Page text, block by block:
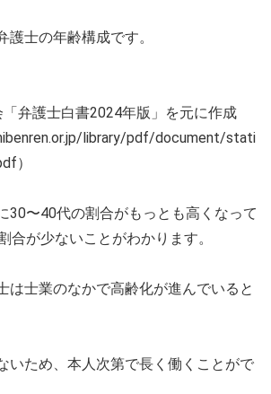
護士の年齢構成です。
弁護士白書2024年版」を元に作成
library/pdf/document/stati
）
30〜40代の割合がもっとも高くなって
合が少ないことがわかります。
は士業のなかで高齢化が進んでいると
いため、本人次第で長く働くことがで